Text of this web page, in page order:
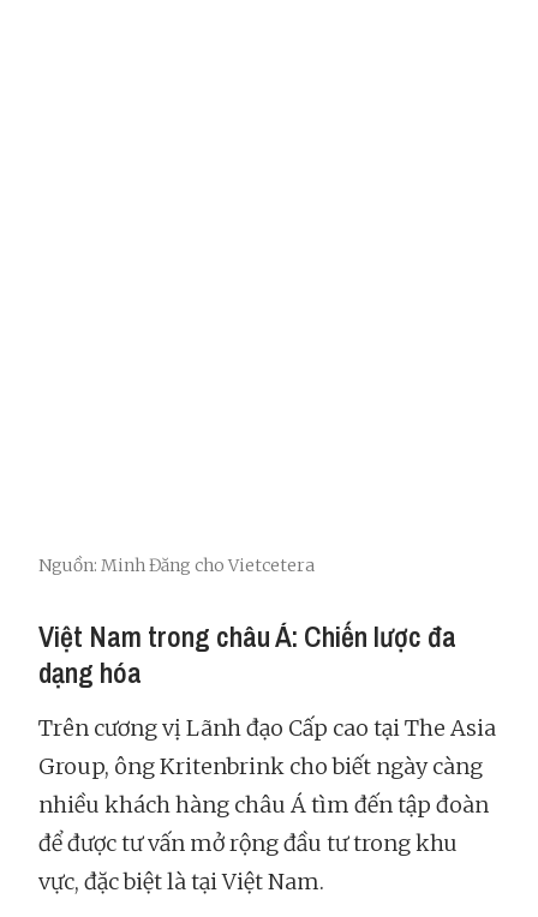
Nguồn: Minh Đăng cho Vietcetera
Việt Nam trong châu Á: Chiến lược đa
dạng hóa
Trên cương vị Lãnh đạo Cấp cao tại The Asia
Group, ông Kritenbrink cho biết ngày càng
nhiều khách hàng châu Á tìm đến tập đoàn
để được tư vấn mở rộng đầu tư trong khu
vực, đặc biệt là tại Việt Nam.